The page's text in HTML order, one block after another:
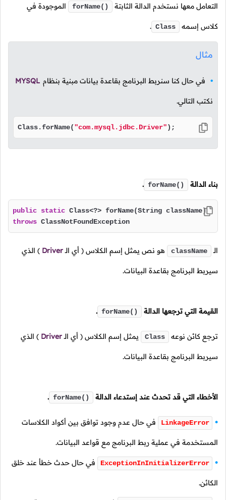
التعامل معها نستخدم الدالة الثابتة forName() الموجودة في
كلاس إسمه Class
.
مثال
في حال كنا سنربط البرنامج بقاعدة بيانات مبنية بنظام MYSQL
نكتب التالي.
Class.forName("com.mysql.jdbc.Driver");
بناء الدالة forName()
.
public static
throws ClassNotFoundException
الـ className هو نص يمثل إسم الكلاس ( أي الـDriver
) الذي
سيربط البرنامج بقاعدة البيانات.
القيمة التي ترجعها الدالة forName()
.
ترجع كائن نوعه Class يمثل إسم الكلاس ( أي الـDriver
) الذي
سيربط البرنامج بقاعدة البيانات.
الأخطاء التي قد تحدث عند إستدعاء الدالة forName()
.
LinkageError في حال عدم وجود توافق بين أكواد الكلاسات
المستخدمة في عملية ربط البرنامج مع قواعد البيانات.
ExceptionInInitializerError في حال حدث خطأ عند خلق
الكائن.